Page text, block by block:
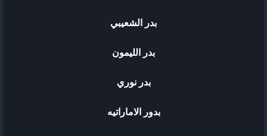
بدر الشعيبي
بدر الليمون
بدر نوري
بدور الاماراتيه